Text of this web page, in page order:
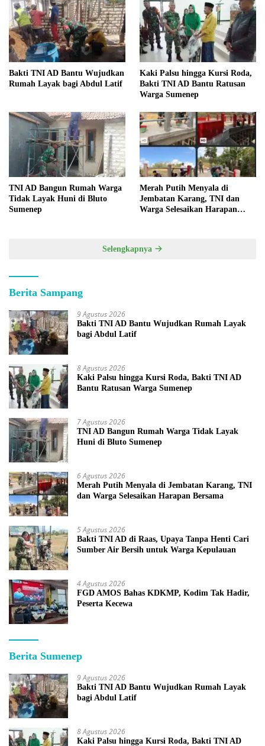
Bakti TNI AD Bantu Wujudkan
Rumah Layak bagi Abdul Latif
Kaki Palsu hingga Kursi Roda,
Bakti TNI AD Bantu Ratusan
Warga Sumenep
TNI AD Bangun Rumah Warga
Tidak Layak Huni di Bluto
Sumenep
Merah Putih Menyala di
Jembatan Karang, TNI dan
Warga Selesaikan Harapan
Selengkapnya
Berita Sampang
9 Agustus 2026
Bakti TNI AD Bantu Wujudkan Rumah Layak
bagi Abdul Latif
8 Agustus 2026
Kaki Palsu hingga Kursi Roda, Bakti TNI AD
Bantu Ratusan Warga Sumenep
7 Agustus 2026
TNI AD Bangun Rumah Warga Tidak Layak
Huni di Bluto Sumenep
6 Agustus 2026
Merah Putih Menyala di Jembatan Karang, TNI
dan Warga Selesaikan Harapan Bersama
5 Agustus 2026
Bakti TNI AD di Raas, Upaya Tanpa Henti Cari
Sumber Air Bersih untuk Warga Kepulauan
4 Agustus 2026
FGD AMOS Bahas KDKMP, Kodim Tak Hadir,
Peserta Kecewa
Berita Sumenep
9 Agustus 2026
Bakti TNI AD Bantu Wujudkan Rumah Layak
bagi Abdul Latif
8 Agustus 2026
Kaki Palsu hingga Kursi Roda, Bakti TNI AD